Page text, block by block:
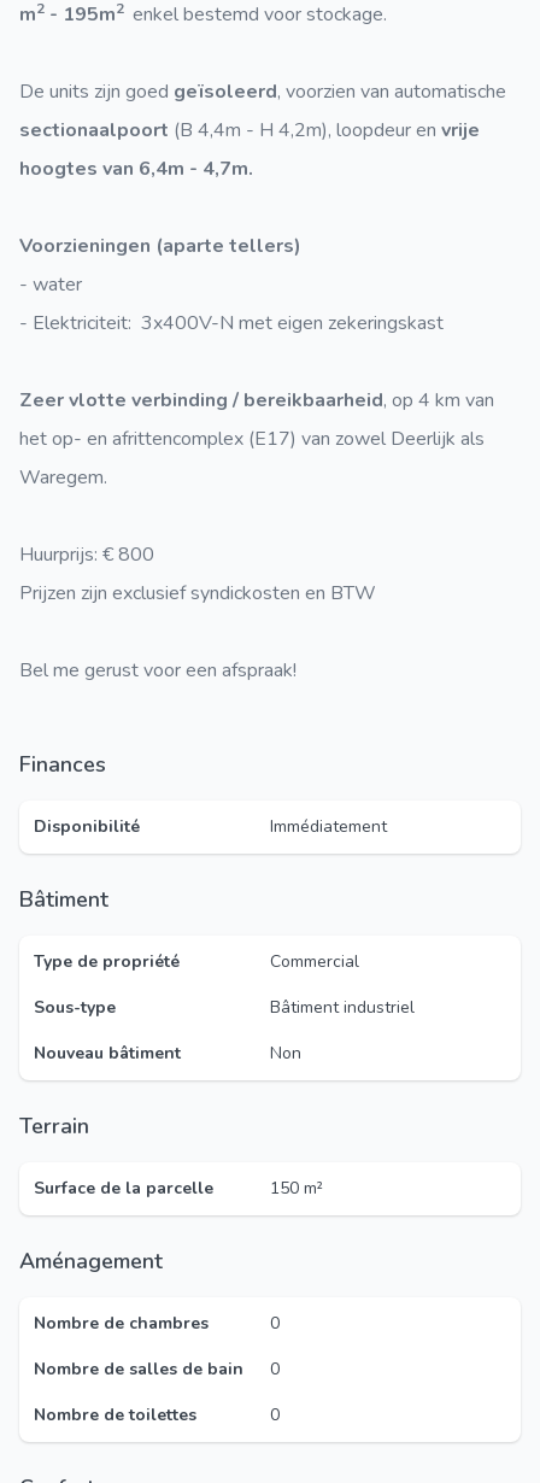
m2 - 195m2 enkel bestemd voor stockage.
De units zijn goed geïsoleerd, voorzien van automatische
sectionaalpoort (B 4,4m - H 4,2m), loopdeur en vrije
hoogtes van 6,4m - 4,7m.
Voorzieningen (aparte tellers)
- water
- Elektriciteit: 3x400V-N met eigen zekeringskast
Zeer vlotte verbinding / bereikbaarheid, op 4 km van
het op- en afrittencomplex (E17) van zowel Deerlijk als
Waregem.
Huurprijs: € 800
Prijzen zijn exclusief syndickosten en BTW
Bel me gerust voor een afspraak!
Finances
Disponibilité Immédiatement
Bâtiment
Type de propriété
Commercial
Sous-type
Bâtiment industriel
Nouveau bâtiment
Non
Terrain
Surface de la parcelle 150 m²
Aménagement
Nombre de chambres
0
Nombre de salles de bain
0
Nombre de toilettes
0